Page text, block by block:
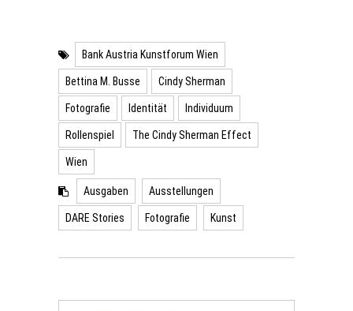
Bank Austria Kunstforum Wien
Bettina M. Busse Cindy Sherman
Fotografie Identität Individuum
Rollenspiel The Cindy Sherman Effect
Wien
Ausgaben Ausstellungen
DARE Stories Fotografie Kunst